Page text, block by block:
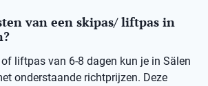
van een skipas/ liftpas in
liftpas van 6-8 dagen kun je in Sälen
onderstaande richtprijzen. Deze